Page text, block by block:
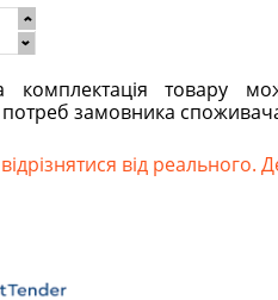
комплектація товару
замовника
від реального.